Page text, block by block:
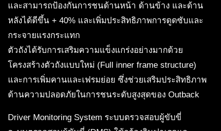
และสามารถป้องกันการชนด้านหน้า ด้านข้าง และด้าน
หลังได้ดีขึ้น + 40% และเพิ่มประสิทธิภาพการดูดซับและ
กระจายแรงกระแทก
ตัวถังได้รับการเสริมความแข็งแกร่งอย่างมากด้วย
โครงสร้างตัวถังแบบใหม่ (Full inner frame structure)
และการเพิ่มคานและเฟรมย่อย ซึ่งช่วยเสริมประสิทธิภาพ
ด้านความปลอดภัยในการชนระดับสูงสุดของ Outback
Driver Monitoring System ระบบตรวจสอบผู้ขับขี่